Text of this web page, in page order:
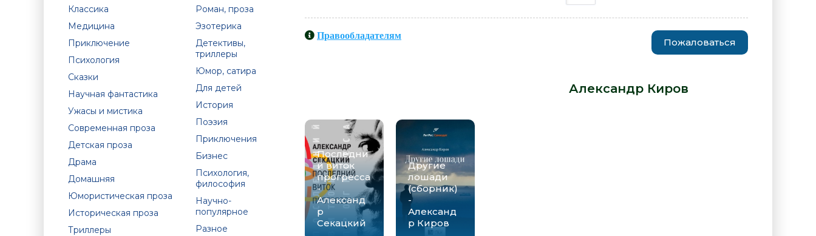
Классика
Медицина
Приключение
Психология
Сказки
Научная фантастика
Ужасы и мистика
Современная проза
Детская проза
Драма
Домашняя
Юмористическая проза
Историческая проза
Триллеры
Роман, проза
Эзотерика
Детективы,
триллеры
Юмор, сатира
Для детей
История
Поэзия
Приключения
Бизнес
Психология,
философия
Научно-
популярное
Разное
Правообладателям
Пожаловаться
Александр Киров
Последни
й виток
прогресса
-
Александ
р
Секацкий
Другие
лошади
(сборник)
-
Александ
р Киров